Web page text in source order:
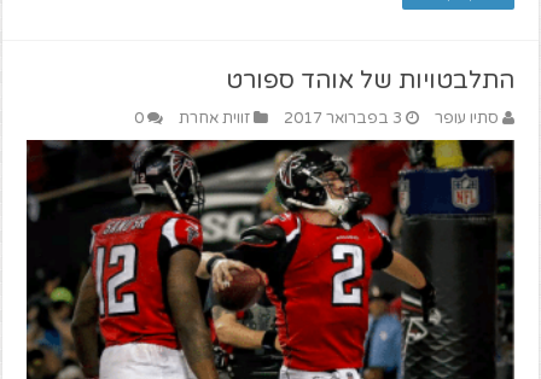
התלבטויות של אוהד ספורט
סתיו עופר 3 בפברואר 2017 זווית אחרת 0